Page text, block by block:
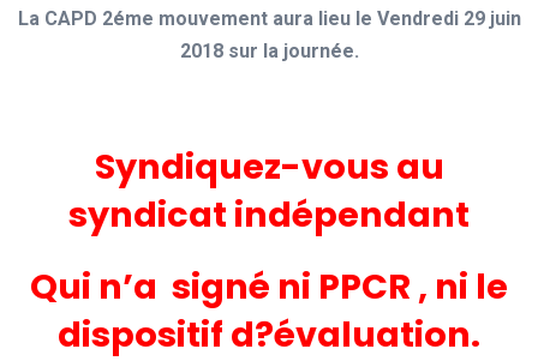
La CAPD 2éme mouvement aura lieu le Vendredi 29 juin
2018 sur la journée.
Syndiquez-vous au
syndicat indépendant
Qui n’a signé ni PPCR , ni le
dispositif d?évaluation.